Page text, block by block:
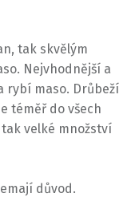
tak skvělým
Nejvhodnější a
rybí maso. Drůbeží
téměř do všech
velké množství
důvod.